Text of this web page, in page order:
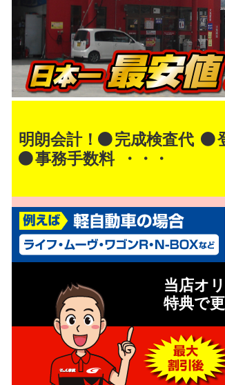
明朗会計！ 完成検査代
事務手数料
・・・
当店オ
特典で